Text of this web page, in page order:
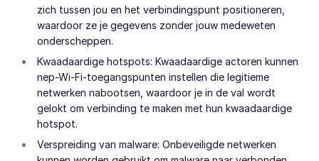
zich tussen jou en het verbindingspunt positioneren,
waardoor ze je gegevens zonder jouw medeweten
onderscheppen.
Kwaadaardige hotspots: Kwaadaardige actoren kunnen
nep-Wi-Fi-toegangspunten instellen die legitieme
netwerken nabootsen, waardoor je in de val wordt
gelokt om verbinding te maken met hun kwaadaardige
hotspot.
Verspreiding van malware: Onbeveiligde netwerken